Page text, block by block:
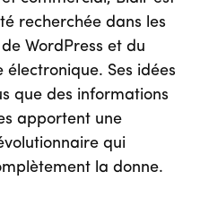
recherchée dans les
WordPress et du
électronique. Ses idées
que des informations
apportent une
qui
la donne.